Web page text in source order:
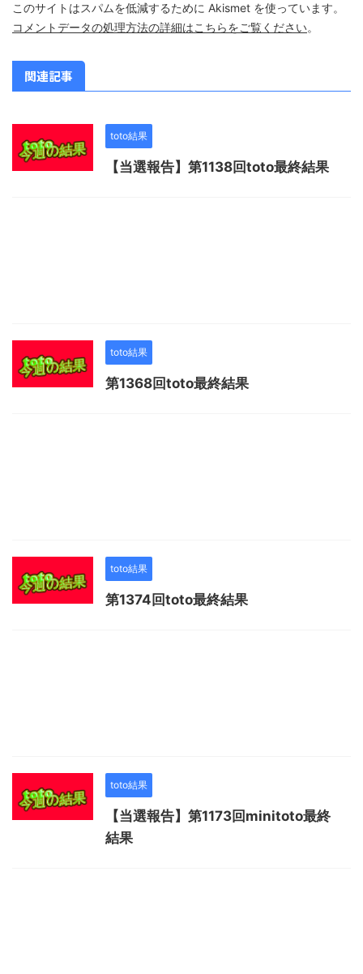
このサイトはスパムを低減するために Akismet を使っています。
コメントデータの処理方法の詳細はこちらをご覧ください。
関連記事
toto結果
【当選報告】第1138回toto最終結果
toto結果
第1368回toto最終結果
toto結果
第1374回toto最終結果
toto結果
【当選報告】第1173回minitoto最終
結果